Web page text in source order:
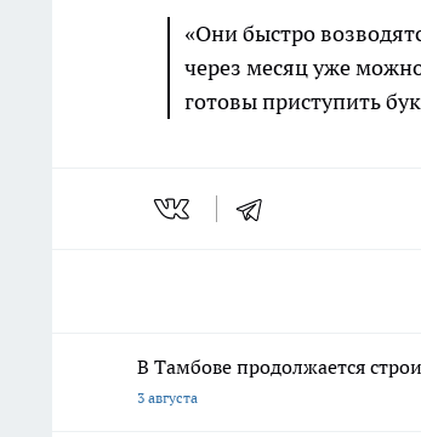
«Они быстро
через месяц уже
готовы приступить
В Тамбове продолжается
3 августа